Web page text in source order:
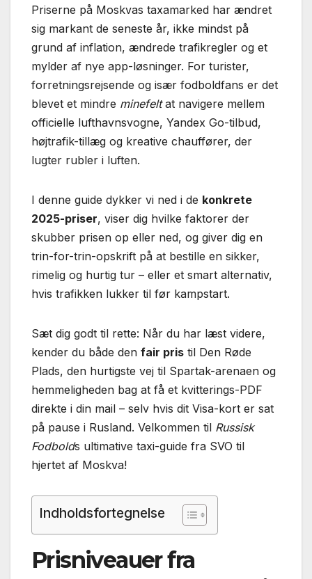
Priserne på Moskvas taxamarked har ændret
sig markant de seneste år, ikke mindst på
grund af inflation, ændrede trafikregler og et
mylder af nye app-løsninger. For turister,
forretningsrejsende og især fodboldfans er det
blevet et mindre minefeltat navigere mellem
officielle lufthavnsvogne, Yandex Go-tilbud,
højtrafik-tillæg og kreative chauffører, der
lugter rubler i luften.
I denne guide dykker vi ned i de konkrete
2025-priser, viser dig hvilke faktorer der
skubber prisen op eller ned, og giver dig en
trin-for-trin-opskrift på at bestille en sikker,
rimelig og hurtig tur – eller et smart alternativ,
hvis trafikken lukker til før kampstart.
Sæt dig godt til rette: Når du har læst videre,
kender du både den fair pris til Den Røde
Plads, den hurtigste vej til Spartak-arenaen og
hemmeligheden bag at få et kvitterings-PDF
direkte i din mail – selv hvis dit Visa-kort er sat
på pause i Rusland. Velkommen til Russisk
Fodbolds ultimative taxi-guide fra SVO til
hjertet af Moskva!
Indholdsfortegnelse
Prisniveauer fra